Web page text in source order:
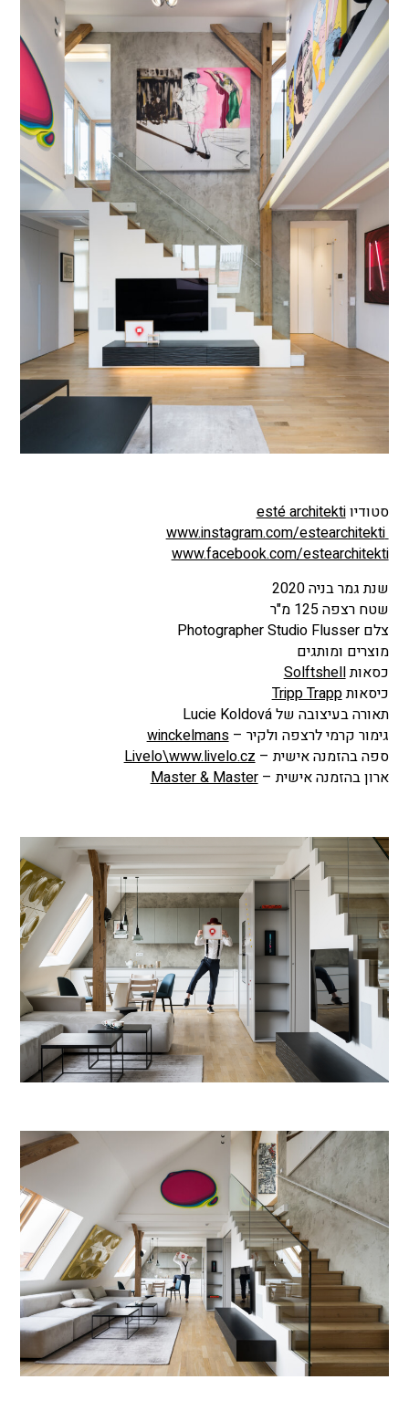
סטודיוesté architekti
www.instagram.com/estearchitekti
www.facebook.com/estearchitekti
שנת גמר בניה 2020
שטח רצפה 125 מ"ר
צלם Photographer Studio Flusser
מוצרים ומותגים
כסאותSolftshell
כיסאותTripp Trapp
תאורה בעיצובה של Lucie Koldová
גימור קרמי לרצפה ולקיר –winckelmans
ספה בהזמנה אישית –Livelo\www.livelo.cz
ארון בהזמנה אישית –Master & Master